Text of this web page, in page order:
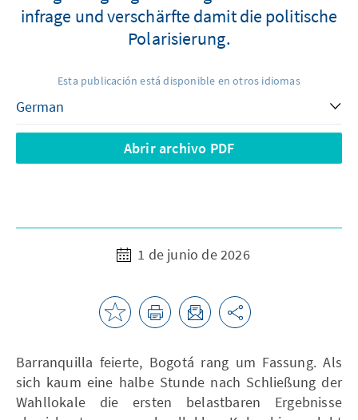
infrage und verschärfte damit die politische
Polarisierung.
Esta publicación está disponible en otros idiomas
Abrir archivo PDF
1 de junio de 2026
Barranquilla feierte, Bogotá rang um Fassung. Als
sich kaum eine halbe Stunde nach Schließung der
Wahllokale die ersten belastbaren Ergebnisse